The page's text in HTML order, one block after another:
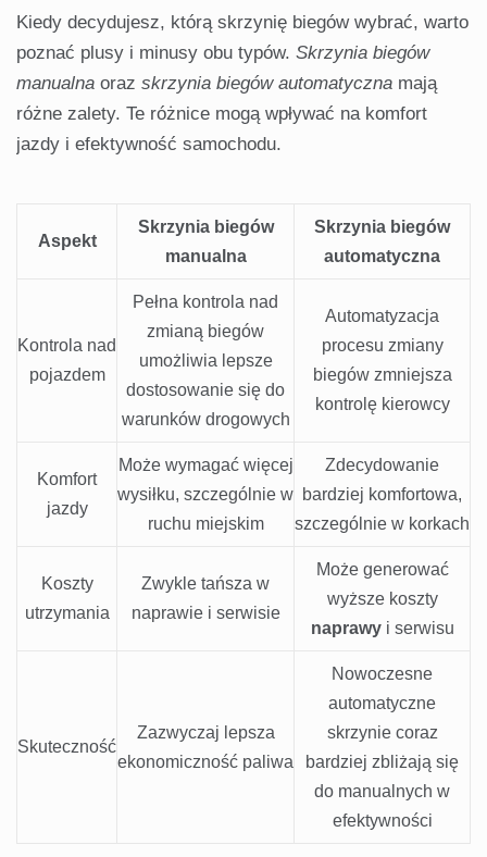
Kiedy decydujesz, którą skrzynię biegów wybrać, warto
poznać plusy i minusy obu typów. Skrzynia biegów
manualna oraz skrzynia biegów automatyczna mają
różne zalety. Te różnice mogą wpływać na komfort
jazdy i efektywność samochodu.
Aspekt
Skrzynia biegów
manualna
Skrzynia biegów
automatyczna
Kontrola nad
pojazdem
Pełna kontrola nad
zmianą biegów
umożliwia lepsze
dostosowanie się do
warunków drogowych
Automatyzacja
procesu zmiany
biegów zmniejsza
kontrolę kierowcy
Komfort
jazdy
Może wymagać więcej
wysiłku, szczególnie w
ruchu miejskim
Zdecydowanie
bardziej komfortowa,
szczególnie w korkach
Koszty
utrzymania
Zwykle tańsza w
naprawie i serwisie
Może generować
wyższe koszty
naprawyi serwisu
Skuteczność
Zazwyczaj lepsza
ekonomiczność paliwa
Nowoczesne
automatyczne
skrzynie coraz
bardziej zbliżają się
do manualnych w
efektywności